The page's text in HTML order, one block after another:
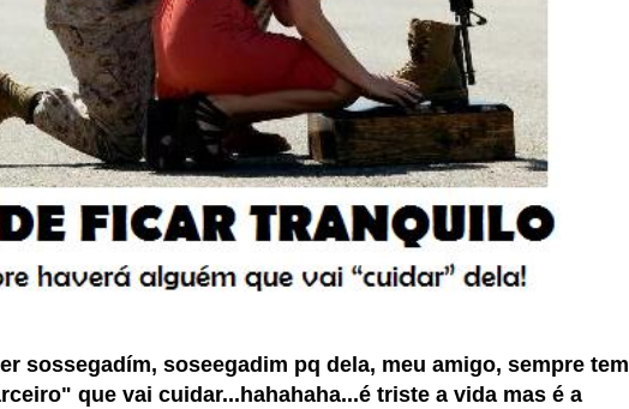
sossegadím, soseegadim pq dela, meu amigo, sempre tem
que vai cuidar...hahahaha...é triste a vida mas é a